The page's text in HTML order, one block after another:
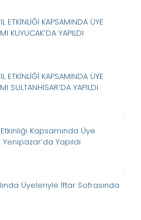
ETKİNLİĞİ KAPSAMINDA ÜYE
KUYUCAK’DA YAPILDI
ETKİNLİĞİ KAPSAMINDA ÜYE
SULTANHİSAR’DA YAPILDI
Kapsamında Üye
Yapıldı
Üyeleriyle İftar Sofrasında